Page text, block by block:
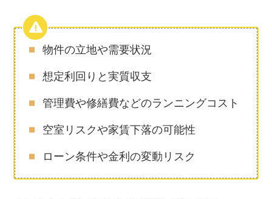
物件の立地や需要状況
想定利回りと実質収支
管理費や修繕費などのランニングコスト
空室リスクや家賃下落の可能性
ローン条件や金利の変動リスク